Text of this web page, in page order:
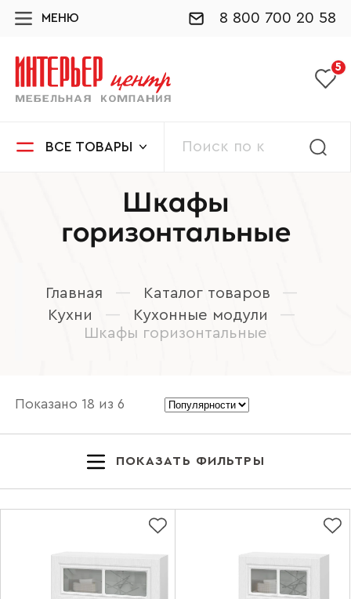
МЕНЮ 8 800 700 20 58
ВСЕ ТОВАРЫ
5
Шкафы
горизонтальные
Главная — Каталог товаров
—
Кухни
— Кухонные модули
—
Шкафы горизонтальные
Показано 18 из 6
ПОКАЗАТЬ ФИЛЬТРЫ